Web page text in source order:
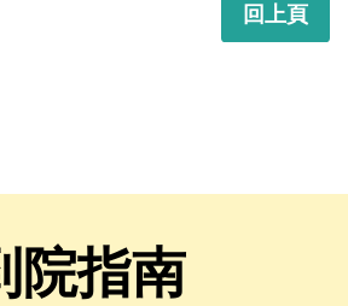
回上頁
院指南